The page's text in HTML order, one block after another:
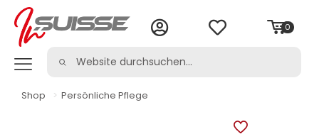
0
Shop > Persönliche Pflege